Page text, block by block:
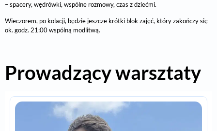
– spacery, wędrówki, wspólne rozmowy, czas z dziećmi.
Wieczorem, po kolacji, będzie jeszcze krótki blok zajęć, który zakończy się
ok. godz. 21:00 wspólną modlitwą.
Prowadzący warsztaty